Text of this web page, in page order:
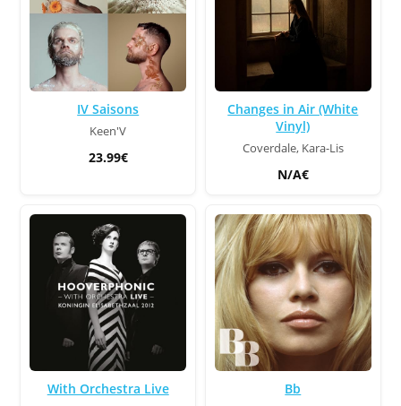
IV Saisons
Keen'V
23.99€
Changes in Air (White
Vinyl)
Coverdale, Kara-Lis
N/A€
With Orchestra Live Bb